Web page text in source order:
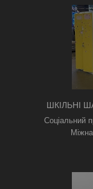
ШКІЛЬНІ
Соціальний